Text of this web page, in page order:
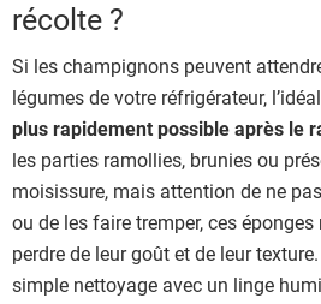
récolte ?
Si les champignons peuvent
légumes de votre réfrigérateur,
plus rapidement possible après le
les parties ramollies, brunies ou
moisissure, mais attention de ne
ou de les faire tremper, ces
perdre de leur goût et de leur
simple nettoyage avec un linge